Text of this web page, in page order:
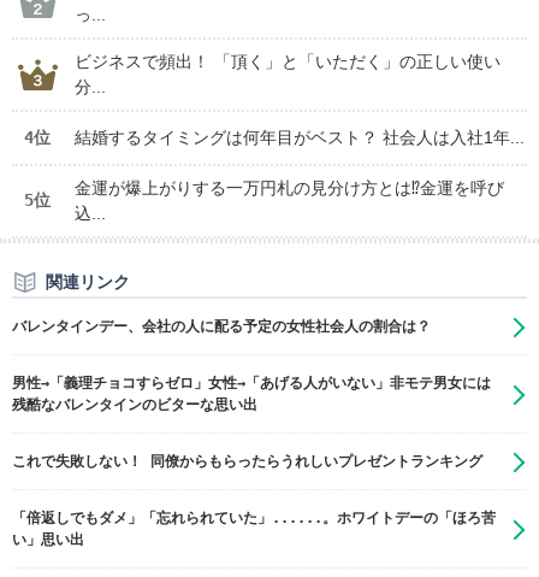
っ...
ビジネスで頻出！ 「頂く」と「いただく」の正しい使い
分...
4位 結婚するタイミングは何年目がベスト？ 社会人は入社1年...
5位
金運が爆上がりする一万円札の見分け方とは⁉金運を呼び
込...
関連リンク
バレンタインデー、会社の人に配る予定の女性社会人の割合は？
男性→「義理チョコすらゼロ」女性→「あげる人がいない」非モテ男女には
残酷なバレンタインのビターな思い出
これで失敗しない！ 同僚からもらったらうれしいプレゼントランキング
「倍返しでもダメ」「忘れられていた」......。ホワイトデーの「ほろ苦
い」思い出